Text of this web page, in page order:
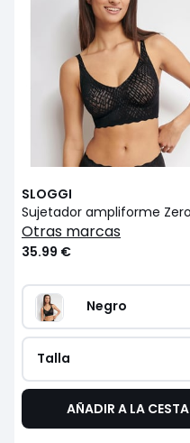
SLOGGI
otras marcas
35.99 €
Negro
Talla
AÑADIR A LA CESTA